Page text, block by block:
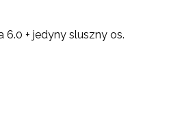
+ jedyny sluszny os.